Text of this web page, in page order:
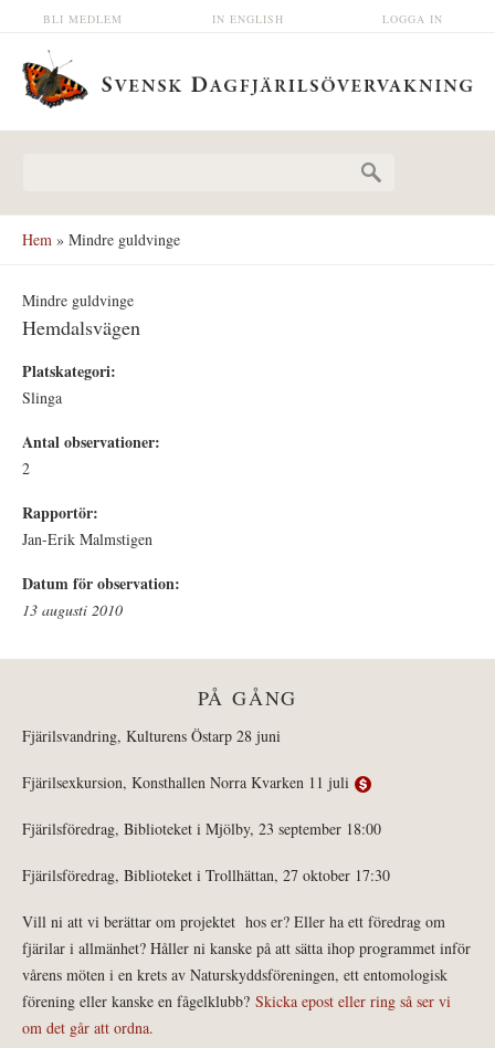
Hoppa till huvudinnehåll LOGGA IN
IN ENGLISH
BLI MEDLEM
Hem » Mindre guldvinge
Mindre guldvinge
Hemdalsvägen
Platskategori:
Slinga
Antal observationer:
2
Rapportör:
Jan-Erik Malmstigen
Datum för observation:
13 augusti 2010
PÅ GÅNG
Fjärilsvandring, Kulturens Östarp 28 juni
Fjärilsexkursion, Konsthallen Norra Kvarken 11 juli
Fjärilsföredrag, Biblioteket i Mjölby, 23 september 18:00
Fjärilsföredrag, Biblioteket i Trollhättan, 27 oktober 17:30
Vill ni att vi berättar om projektet hos er? Eller ha ett föredrag om
fjärilar i allmänhet? Håller ni kanske på att sätta ihop programmet inför
vårens möten i en krets av Naturskyddsföreningen, ett entomologisk
förening eller kanske en fågelklubb? Skicka epost eller ring så ser vi
om det går att ordna.